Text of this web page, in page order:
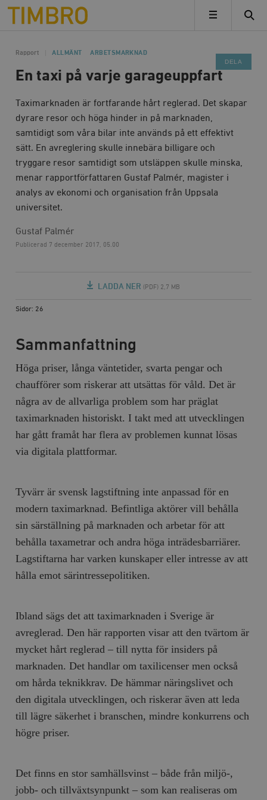
Timbro
MENY
Rapport ALLMÄNT ARBETSMARKNAD
En taxi på varje garageuppfart
Taximarknaden är fortfarande hårt reglerad. Det skapar
dyrare resor och höga hinder in på marknaden,
samtidigt som våra bilar inte används på ett effektivt
sätt. En avreglering skulle innebära billigare och
tryggare resor samtidigt som utsläppen skulle minska,
menar rapportförfattaren Gustaf Palmér, magister i
analys av ekonomi och organisation från Uppsala
universitet.
Gustaf Palmér
Publicerad 7 december 2017, 05.00
LADDA NER (PDF) 2,7 MB
Sidor: 26
Sammanfattning
Höga priser, långa väntetider, svarta pengar och
chaufförer som riskerar att utsättas för våld. Det är
några av de allvarliga problem som har präglat
taximarknaden historiskt. I takt med att utvecklingen
har gått framåt har flera av problemen kunnat lösas
via digitala plattformar.
Tyvärr är svensk lagstiftning inte anpassad för en
modern taximarknad. Befintliga aktörer vill behålla
sin särställning på marknaden och arbetar för att
behålla taxametrar och andra höga inträdesbarriärer.
Lagstiftarna har varken kunskaper eller intresse av att
hålla emot särintressepolitiken.
Ibland sägs det att taximarknaden i Sverige är
avreglerad. Den här rapporten visar att den tvärtom är
mycket hårt reglerad – till nytta för insiders på
marknaden. Det handlar om taxilicenser men också
om hårda teknikkrav. De hämmar näringslivet och
den digitala utvecklingen, och riskerar även att leda
till lägre säkerhet i branschen, mindre konkurrens och
högre priser.
Det finns en stor samhällsvinst – både från miljö-,
jobb- och tillväxtsynpunkt – som kan realiseras om
DELA